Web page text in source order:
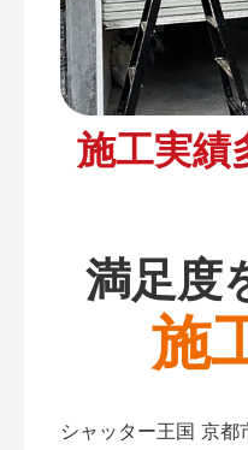
施工実績
満足度
施
シャッター王国 京都